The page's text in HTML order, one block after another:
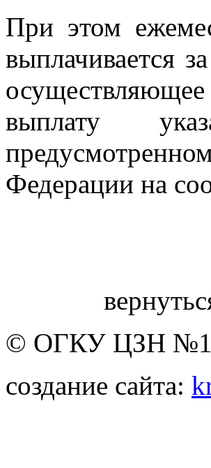
При этом
выплачивается
выплату
Федерации на
© ОГКУ ЦЗН №1
создание сайта: